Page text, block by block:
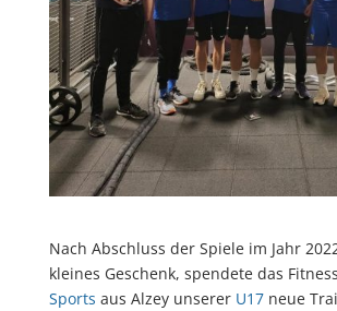
Nach Abschluss der Spiele im Jahr
kleines Geschenk, spendete das
Sports aus Alzey unserer U17neue